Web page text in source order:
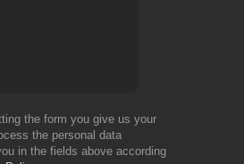
the form you give us your
the personal data
in the fields above according